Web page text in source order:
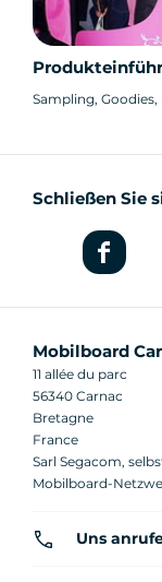
Sampling,
Schließen Sie
Mobilboard
11 allée du parc
56340 Carnac
Bretagne
France
Sarl Segacom,
Mobilboard-
Uns